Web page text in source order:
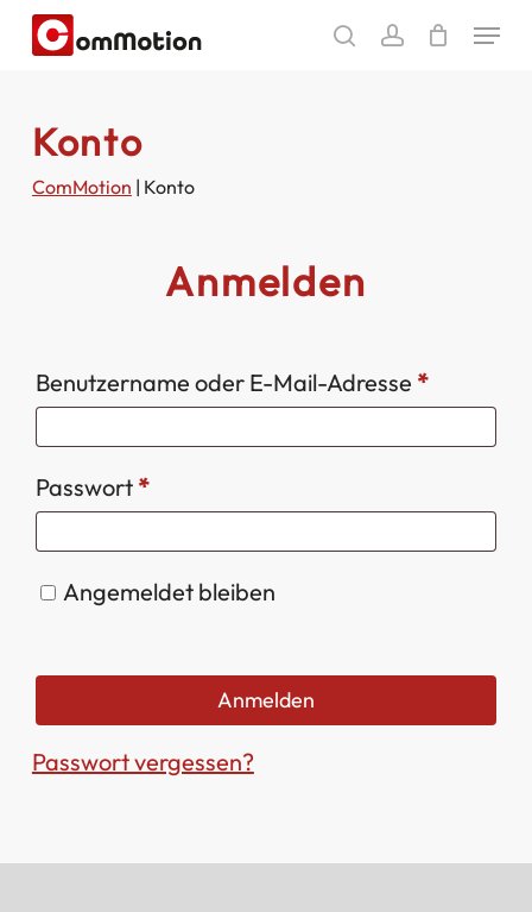
Skip
content
searchaccount
Menu
Konto
ComMotion | Konto
Anmelden
Benutzername oder E-Mail-Adresse *
Passwort *Erforderlich
Angemeldet bleiben
Anmelden
Passwort vergessen?